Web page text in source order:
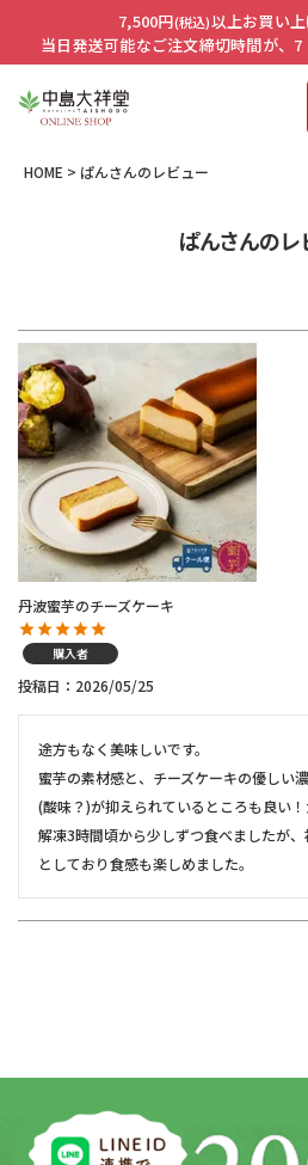
7,500円(税込)以上お買い
当日発送可能なご注文締切時間が、7
HOME ぱんさんのレビュー
ぱんさんのレ
丹波蜜芋のチーズケーキ
購入者
投稿日 2026/05/25
途方もなく美味しいです。
蜜芋の素材感と、チーズケーキの優しい
(酸味？)が抑えられているところも良い！
解凍3時間頃から少しずつ食べましたが
としており食感も楽しめました。